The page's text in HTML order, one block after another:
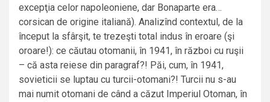
excepţia celor napoleoniene, dar Bonaparte era…
corsican de origine italiană). Analizînd contextul, de la
început la sfârşit, te trezeşti total indus în eroare (şi
oroare!): ce căutau otomanii, în 1941, în război cu ruşii
– că asta reiese din paragraf?! Păi, cum, în 1941,
sovieticii se luptau cu turcii-otomani?! Turcii nu s-au
mai numit otomani de când a căzut Imperiul Otoman, în